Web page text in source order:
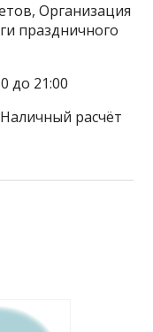
Организация
праздничного
до 21:00
расчёт